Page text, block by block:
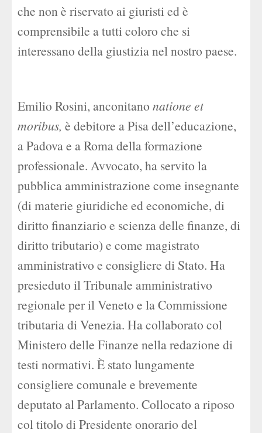
che non è riservato ai giuristi ed è
comprensibile a tutti coloro che si
interessano della giustizia nel nostro paese.
Emilio Rosini, anconitano natione et
moribus, è debitore a Pisa dell’educazione,
a Padova e a Roma della formazione
professionale. Avvocato, ha servito la
pubblica amministrazione come insegnante
(di materie giuridiche ed economiche, di
diritto finanziario e scienza delle finanze, di
diritto tributario) e come magistrato
amministrativo e consigliere di Stato. Ha
presieduto il Tribunale amministrativo
regionale per il Veneto e la Commissione
tributaria di Venezia. Ha collaborato col
Ministero delle Finanze nella redazione di
testi normativi. È stato lungamente
consigliere comunale e brevemente
deputato al Parlamento. Collocato a riposo
col titolo di Presidente onorario del